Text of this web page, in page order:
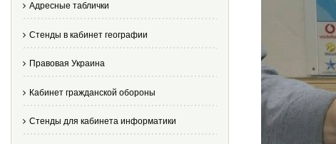
Адресные таблички
Стенды в кабинет географии
Правовая Украина
Кабинет гражданской обороны
Стенды для кабинета информатики